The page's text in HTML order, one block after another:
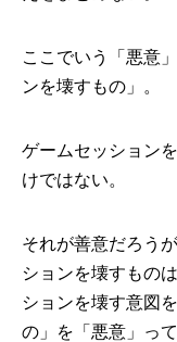
ここでいう「悪意
ンを壊すもの」。
ゲームセッション
けではない。
それが善意だろう
ションを壊すもの
ションを壊す意図
の」を「悪意」っ